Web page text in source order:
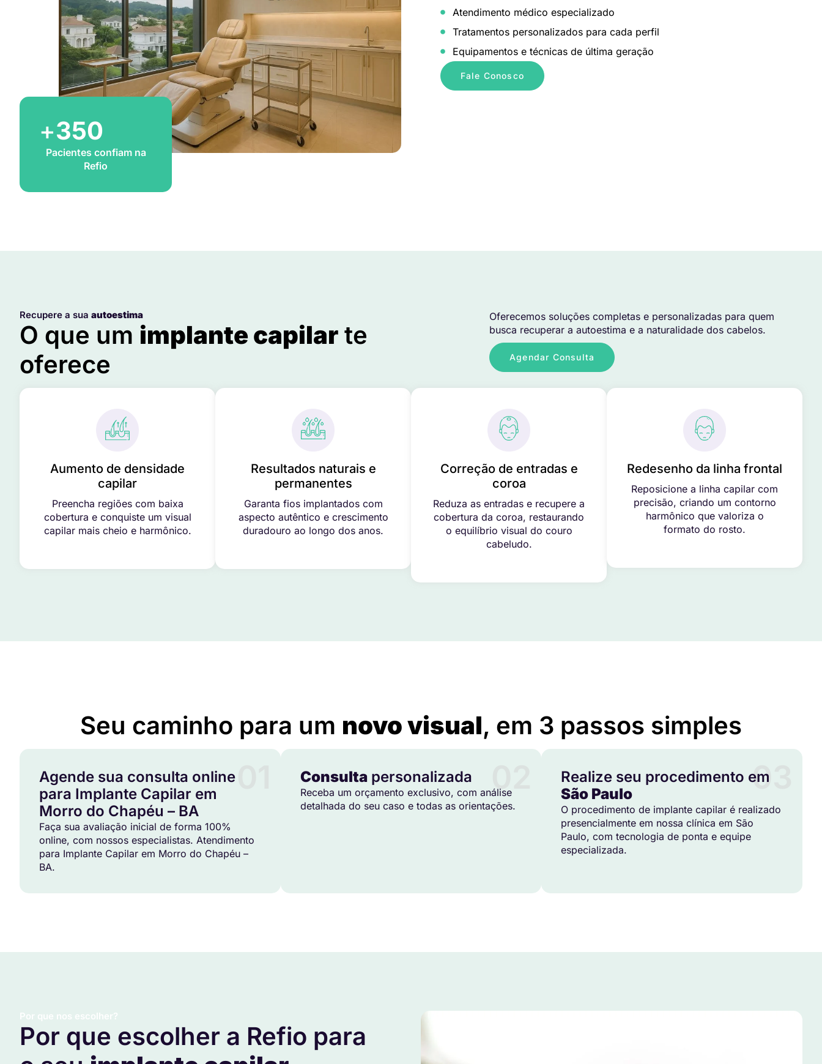
+350
Pacientes confiam na
Refio
Atendimento médico especializado
Tratamentos personalizados para cada perfil
Equipamentos e técnicas de última geração
Fale Conosco
Recupere a sua autoestima
O que um implante capilar te
oferece
Oferecemos soluções completas e personalizadas para quem
busca recuperar a autoestima e a naturalidade dos cabelos.
Agendar Consulta
Aumento de densidade
capilar
Preencha regiões com baixa
cobertura e conquiste um visual
capilar mais cheio e harmônico.
Resultados naturais e
permanentes
Garanta fios implantados com
aspecto autêntico e crescimento
duradouro ao longo dos anos.
Correção de entradas e
coroa
Reduza as entradas e recupere a
cobertura da coroa, restaurando
o equilíbrio visual do couro
cabeludo.
Redesenho da linha frontal
Reposicione a linha capilar com
precisão, criando um contorno
harmônico que valoriza o
formato do rosto.
Seu caminho para um novo visual, em 3 passos simples
Agende sua consulta online
para Implante Capilar em
Morro do Chapéu – BA
Faça sua avaliação inicial de forma 100%
online, com nossos especialistas. Atendimento
para Implante Capilar em Morro do Chapéu –
BA.
02
Consultapersonalizada
Receba um orçamento exclusivo, com análise
detalhada do seu caso e todas as orientações.
03
Realize seu procedimento em
São Paulo
O procedimento de implante capilar é realizado
presencialmente em nossa clínica em São
Paulo, com tecnologia de ponta e equipe
especializada.
Por que nos escolher?
Por que escolher a Refio para